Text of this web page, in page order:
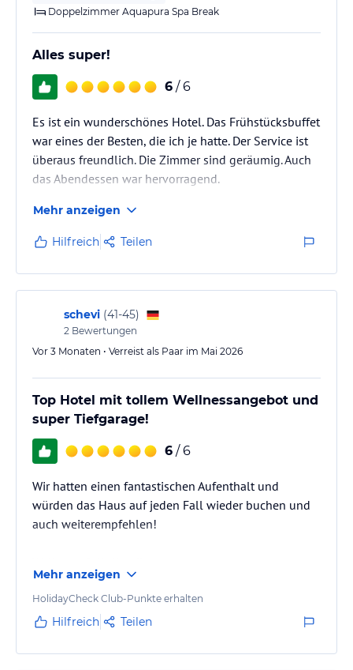
Doppelzimmer Aquapura Spa Break
Alles super!
6 / 6
Es ist ein wunderschönes Hotel. Das Frühstücksbuffet
war eines der Besten, die ich je hatte. Der Service ist
überaus freundlich. Die Zimmer sind geräumig. Auch
das Abendessen war hervorragend.
Mehr anzeigen
Hilfreich Teilen
schevi (41-45)
2 Bewertungen
Vor 3 Monaten • Verreist als Paar im Mai 2026
Top Hotel mit tollem Wellnessangebot und
super Tiefgarage!
6 / 6
Wir hatten einen fantastischen Aufenthalt und
würden das Haus auf jeden Fall wieder buchen und
auch weiterempfehlen!
Das Hotel bietet ein sehr gutes Wellnessangebot.
Auch das Abendessen war sehr lecker – besonders
toll fanden wir, dass man abends bei den 3
Fisch, Fleisch und einem vegetarischen Gericht hatte.
Mehr anzeigen
HolidayCheck Club-Punkte erhalten
Hilfreich Teilen